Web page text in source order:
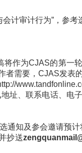
计审计行为”，参考
作为CJAS的第一
需要，CJAS发表
址、联系电话、电
通知及参会邀请预
抄送